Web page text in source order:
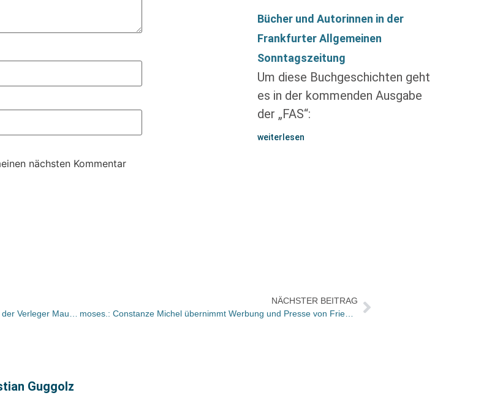
nächsten Kommentar
Bücher und Autorinnen in der
Frankfurter Allgemeinen
Sonntagszeitung
Um diese Buchgeschichten geht
es in der kommenden Ausgabe
der „FAS“:
weiterlesen
NÄCHSTER BEITRAG
Guggolz